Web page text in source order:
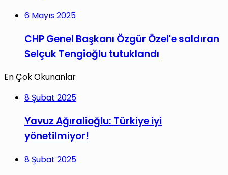
6 Mayıs 2025
CHP Genel Başkanı Özgür Özel'e saldıran
Selçuk Tengioğlu tutuklandı
En Çok Okunanlar
8 Şubat 2025
Yavuz Ağıralioğlu: Türkiye iyi
yönetilmiyor!
8 Şubat 2025